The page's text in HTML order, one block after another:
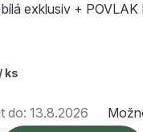
exklusiv +
/ ks
do: 13.8.2026